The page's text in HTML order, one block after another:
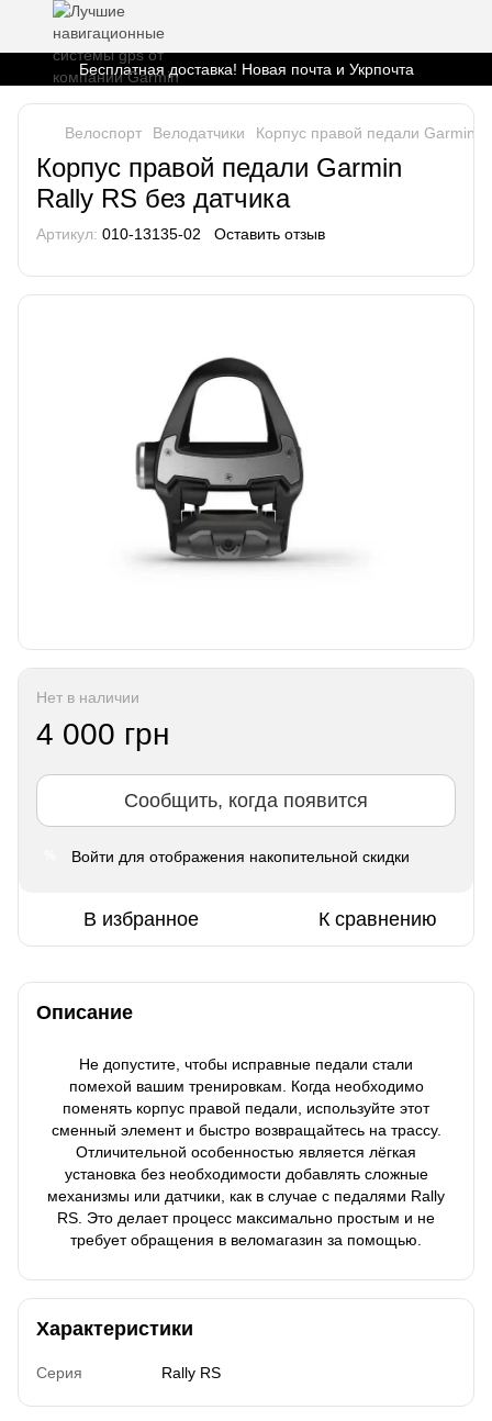
Бесплатная доставка! Новая почта и Укрпочта
Велоспорт Велодатчики Корпус правой педали Garmin
Корпус правой педали Garmin
Rally RS без датчика
Артикул: 010-13135-02 Оставить отзыв
Нет в наличии
4 000 грн
Сообщить, когда появится
Войти для отображения накопительной скидки
В избранное К сравнению
Описание
Не допустите, чтобы исправные педали стали
помехой вашим тренировкам. Когда необходимо
поменять корпус правой педали, используйте этот
сменный элемент и быстро возвращайтесь на трассу.
Отличительной особенностью является лёгкая
установка без необходимости добавлять сложные
механизмы или датчики, как в случае с педалями Rally
RS. Это делает процесс максимально простым и не
требует обращения в веломагазин за помощью.
Характеристики
Серия Rally RS